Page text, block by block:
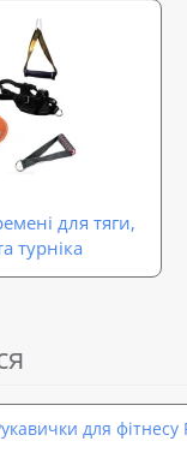
для тяги,
турніка
для фітнесу